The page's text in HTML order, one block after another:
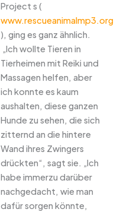
Project s (
www.rescueanimalmp3.org
), ging es ganz ähnlich.
„Ich wollte Tieren in
Tierheimen mit Reiki und
Massagen helfen, aber
ich konnte es kaum
aushalten, diese ganzen
Hunde zu sehen, die sich
zitternd an die hintere
Wand ihres Zwingers
drückten“, sagt sie. „Ich
habe immerzu darüber
nachgedacht, wie man
dafür sorgen könnte,